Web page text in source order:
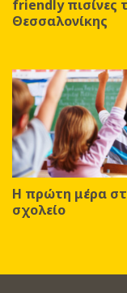
friendly πισίνες
Θεσσαλονίκης
Η πρώτη μέρα
σχολείο